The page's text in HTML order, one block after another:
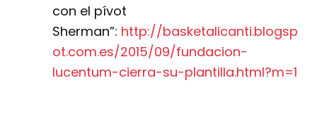
con el pívot
Sherman”: http://basketalicanti.blogsp
ot.com.es/2015/09/fundacion-
lucentum-cierra-su-plantilla.html?m=1